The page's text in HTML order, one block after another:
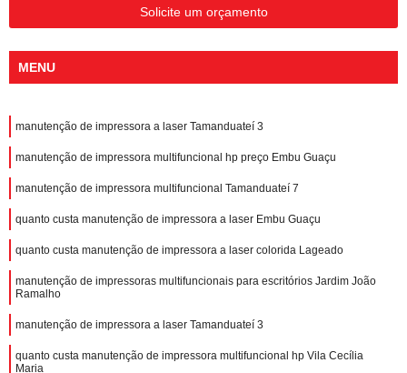
Solicite um orçamento
MENU
manutenção de impressora a laser Tamanduateí 3
manutenção de impressora multifuncional hp preço Embu Guaçu
manutenção de impressora multifuncional Tamanduateí 7
quanto custa manutenção de impressora a laser Embu Guaçu
quanto custa manutenção de impressora a laser colorida Lageado
manutenção de impressoras multifuncionais para escritórios Jardim João
Ramalho
manutenção de impressora a laser Tamanduateí 3
quanto custa manutenção de impressora multifuncional hp Vila Cecília
Maria